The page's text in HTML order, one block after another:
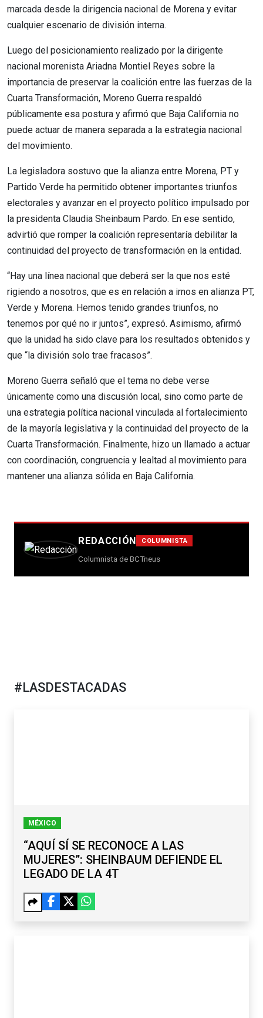
marcada desde la dirigencia nacional de Morena y evitar
cualquier escenario de división interna.
Luego del posicionamiento realizado por la dirigente
nacional morenista Ariadna Montiel Reyes sobre la
importancia de preservar la coalición entre las fuerzas de la
Cuarta Transformación, Moreno Guerra respaldó
públicamente esa postura y afirmó que Baja California no
puede actuar de manera separada a la estrategia nacional
del movimiento.
La legisladora sostuvo que la alianza entre Morena, PT y
Partido Verde ha permitido obtener importantes triunfos
electorales y avanzar en el proyecto político impulsado por
la presidenta Claudia Sheinbaum Pardo. En ese sentido,
advirtió que romper la coalición representaría debilitar la
continuidad del proyecto de transformación en la entidad.
“Hay una línea nacional que deberá ser la que nos esté
rigiendo a nosotros, que es en relación a irnos en alianza PT,
Verde y Morena. Hemos tenido grandes triunfos, no
tenemos por qué no ir juntos”, expresó. Asimismo, afirmó
que la unidad ha sido clave para los resultados obtenidos y
que “la división solo trae fracasos”.
Moreno Guerra señaló que el tema no debe verse
únicamente como una discusión local, sino como parte de
una estrategia política nacional vinculada al fortalecimiento
de la mayoría legislativa y la continuidad del proyecto de la
Cuarta Transformación. Finalmente, hizo un llamado a actuar
con coordinación, congruencia y lealtad al movimiento para
mantener una alianza sólida en Baja California.
REDACCIÓN COLUMNISTA
Columnista de BCTneus
#LASDESTACADAS
MÉXICO
“AQUÍ SÍ SE RECONOCE A LAS
MUJERES”: SHEINBAUM DEFIENDE EL
LEGADO DE LA 4T